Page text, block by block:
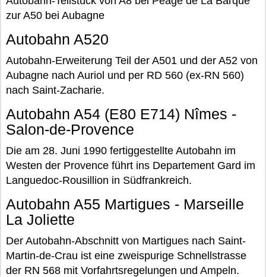
zur A50 bei Aubagne
Autobahn A520
Autobahn-Erweiterung Teil der A501 und der A52 von
Aubagne nach Auriol und per RD 560 (ex-RN 560)
nach Saint-Zacharie.
Autobahn A54 (E80 E714) Nîmes -
Salon-de-Provence
Die am 28. Juni 1990 fertiggestellte Autobahn im
Westen der Provence führt ins Departement Gard im
Languedoc-Rousillion in Südfrankreich.
Autobahn A55 Martigues - Marseille
La Joliette
Der Autobahn-Abschnitt von Martigues nach Saint-
Martin-de-Crau ist eine zweispurige Schnellstrasse
der RN 568 mit Vorfahrtsregelungen und Ampeln.